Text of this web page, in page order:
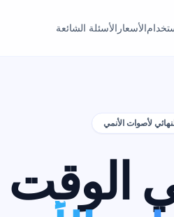
الأسعار الأسئلة الشائعة
لأصوات الأنمي